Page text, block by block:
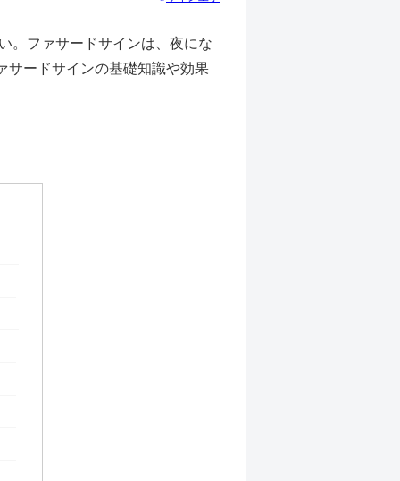
。ファサードサインは、夜にな
サードサインの基礎知識や効果